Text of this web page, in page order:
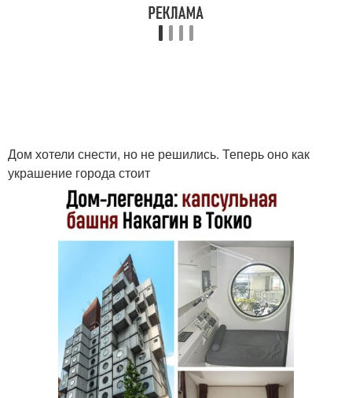
Дом хотели снести, но не решились. Теперь оно как
украшение города стоит